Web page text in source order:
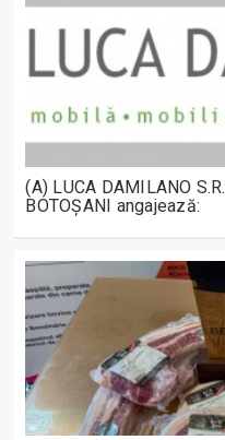
(A) LUCA DAMILANO
BOTOȘANI angajează: